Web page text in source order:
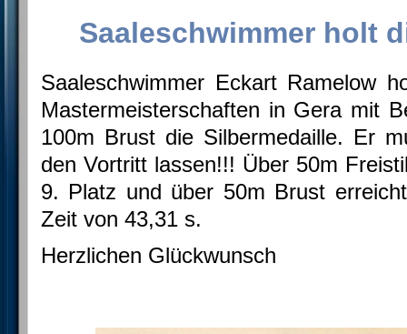
Saaleschwimmer holt
Saaleschwimmer Eckart Ramelow
Mastermeisterschaften in Gera mit
100m Brust die Silbermedaille. Er
den Vortritt lassen!!! Über 50m
9. Platz und über 50m Brust
Zeit von 43,31 s.
Herzlichen Glückwunsch